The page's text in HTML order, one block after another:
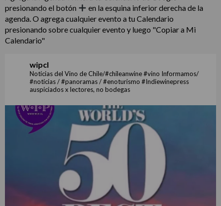
presionando el botón
en la esquina inferior derecha de la
agenda. O agrega cualquier evento a tu Calendario
presionando sobre cualquier evento y luego "Copiar a Mi
Calendario"
wipcl
Noticias del Vino de Chile/#chileanwine #vino Informamos/
#noticias / #panoramas / #enoturismo #Indiewinepress
auspiciados x lectores, no bodegas